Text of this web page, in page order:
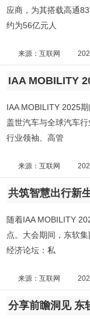
应商，为其搭载高通
约为56亿元人
来源：互联网
IAA MOBILITY 2025
盖世汽车与全球汽车
行业领袖、高管
来源：互联网
随着IAA MOBILITY
点。大会期间，东软
经济论坛：私
来源：互联网
分享前瞻洞见 东